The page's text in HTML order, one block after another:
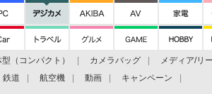
（コンパクト） カメラバッグ メディア/リ
鉄道 航空機 動画 キャンペーン